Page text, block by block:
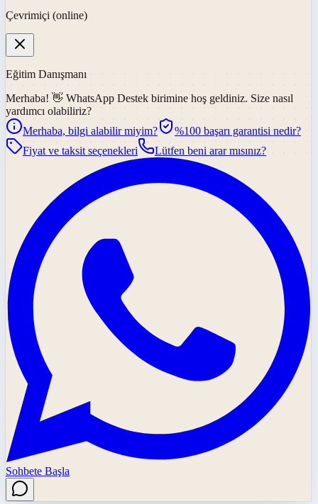
Çevrimiçi (online)
Eğitim Danışmanı
Merhaba! 👋 WhatsApp Destek birimine hoş geldiniz. Size nasıl
yardımcı olabiliriz?
Merhaba, bilgi alabilir miyim?
%100 başarı garantisi nedir?
Fiyat ve taksit seçenekleri
Lütfen beni arar mısınız?
Sohbete Başla